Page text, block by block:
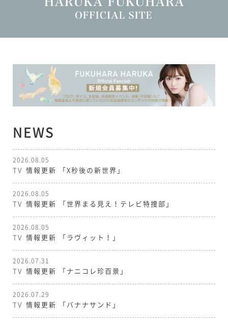
NEWS
2026.08.05
TV 情報更新 「X秒後の新世界」
2026.08.05
TV 情報更新 「世界まる見え！テレビ特捜部」
2026.08.05
TV 情報更新 「ラヴィット！」
2026.07.31
TV 情報更新 「ナニコレ珍百景」
2026.07.29
TV 情報更新 「バナナサンド」